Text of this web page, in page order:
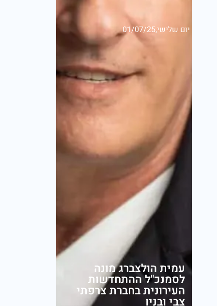
עמית הולצברג מונה
לסמנכ"ל ההתחדשות
העירונית בחברת צרפתי
צבי ובניו
יום שלישי,01/07/25